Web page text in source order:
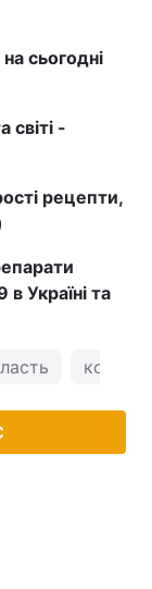
сьогодні
світі -
рецепти,
Україні та